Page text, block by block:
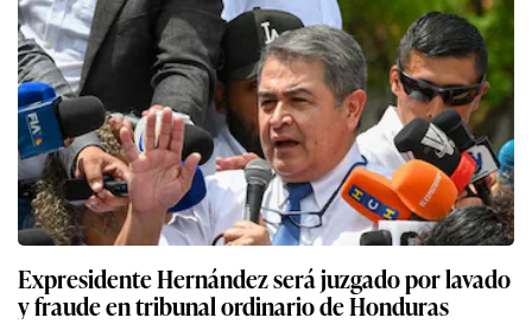
Expresidente Hernández será juzgado por lavado
y fraude en tribunal ordinario de Honduras